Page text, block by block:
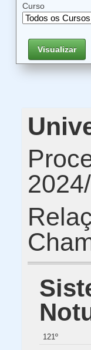
Curso
Visualizar
121º